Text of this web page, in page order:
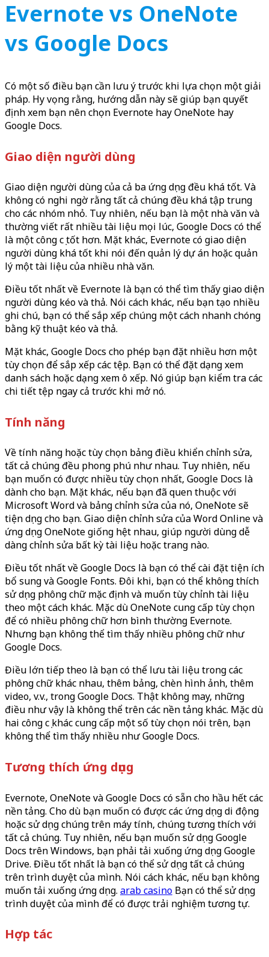
Evernote vs OneNote
vs Google Docs
Có một số điều bạn cần lưu ý trước khi lựa chọn một giải
pháp. Hy vọng rằng, hướng dẫn này sẽ giúp bạn quyết
định xem bạn nên chọn Evernote hay OneNote hay
Google Docs.
Giao diện người dùng
Giao diện người dùng của cả ba ứng dụng đều khá tốt. Và
không có nghi ngờ rằng tất cả chúng đều khá tập trung
cho các nhóm nhỏ. Tuy nhiên, nếu bạn là một nhà văn và
thường viết rất nhiều tài liệu mọi lúc, Google Docs có thể
là một công cụ tốt hơn. Mặt khác, Evernote có giao diện
người dùng khá tốt khi nói đến quản lý dự án hoặc quản
lý một tài liệu của nhiều nhà văn.
Điều tốt nhất về Evernote là bạn có thể tìm thấy giao diện
người dùng kéo và thả. Nói cách khác, nếu bạn tạo nhiều
ghi chú, bạn có thể sắp xếp chúng một cách nhanh chóng
bằng kỹ thuật kéo và thả.
Mặt khác, Google Docs cho phép bạn đặt nhiều hơn một
tùy chọn để sắp xếp các tệp. Bạn có thể đặt dạng xem
danh sách hoặc dạng xem ô xếp. Nó giúp bạn kiểm tra các
chi tiết tệp ngay cả trước khi mở nó.
Tính năng
Về tính năng hoặc tùy chọn bảng điều khiển chỉnh sửa,
tất cả chúng đều phong phú như nhau. Tuy nhiên, nếu
bạn muốn có được nhiều tùy chọn nhất, Google Docs là
dành cho bạn. Mặt khác, nếu bạn đã quen thuộc với
Microsoft Word và bảng chỉnh sửa của nó, OneNote sẽ
tiện dụng cho bạn. Giao diện chỉnh sửa của Word Online và
ứng dụng OneNote giống hệt nhau, giúp người dùng dễ
dàng chỉnh sửa bất kỳ tài liệu hoặc trang nào.
Điều tốt nhất về Google Docs là bạn có thể cài đặt tiện ích
bổ sung và Google Fonts. Đôi khi, bạn có thể không thích
sử dụng phông chữ mặc định và muốn tùy chỉnh tài liệu
theo một cách khác. Mặc dù OneNote cung cấp tùy chọn
để có nhiều phông chữ hơn bình thường Evernote.
Nhưng bạn không thể tìm thấy nhiều phông chữ như
Google Docs.
Điều lớn tiếp theo là bạn có thể lưu tài liệu trong các
phông chữ khác nhau, thêm bảng, chèn hình ảnh, thêm
video, v.v., trong Google Docs. Thật không may, những
điều như vậy là không thể trên các nền tảng khác. Mặc dù
hai công cụ khác cung cấp một số tùy chọn nói trên, bạn
không thể tìm thấy nhiều như Google Docs.
Tương thích ứng dụng
Evernote, OneNote và Google Docs có sẵn cho hầu hết các
nền tảng. Cho dù bạn muốn có được các ứng dụng di động
hoặc sử dụng chúng trên máy tính, chúng tương thích với
tất cả chúng. Tuy nhiên, nếu bạn muốn sử dụng Google
Docs trên Windows, bạn phải tải xuống ứng dụng Google
Drive. Điều tốt nhất là bạn có thể sử dụng tất cả chúng
trên trình duyệt của mình. Nói cách khác, nếu bạn không
muốn tải xuống ứng dụng. arab casino Bạn có thể sử dụng
trình duyệt của mình để có được trải nghiệm tương tự.
Hợp tác